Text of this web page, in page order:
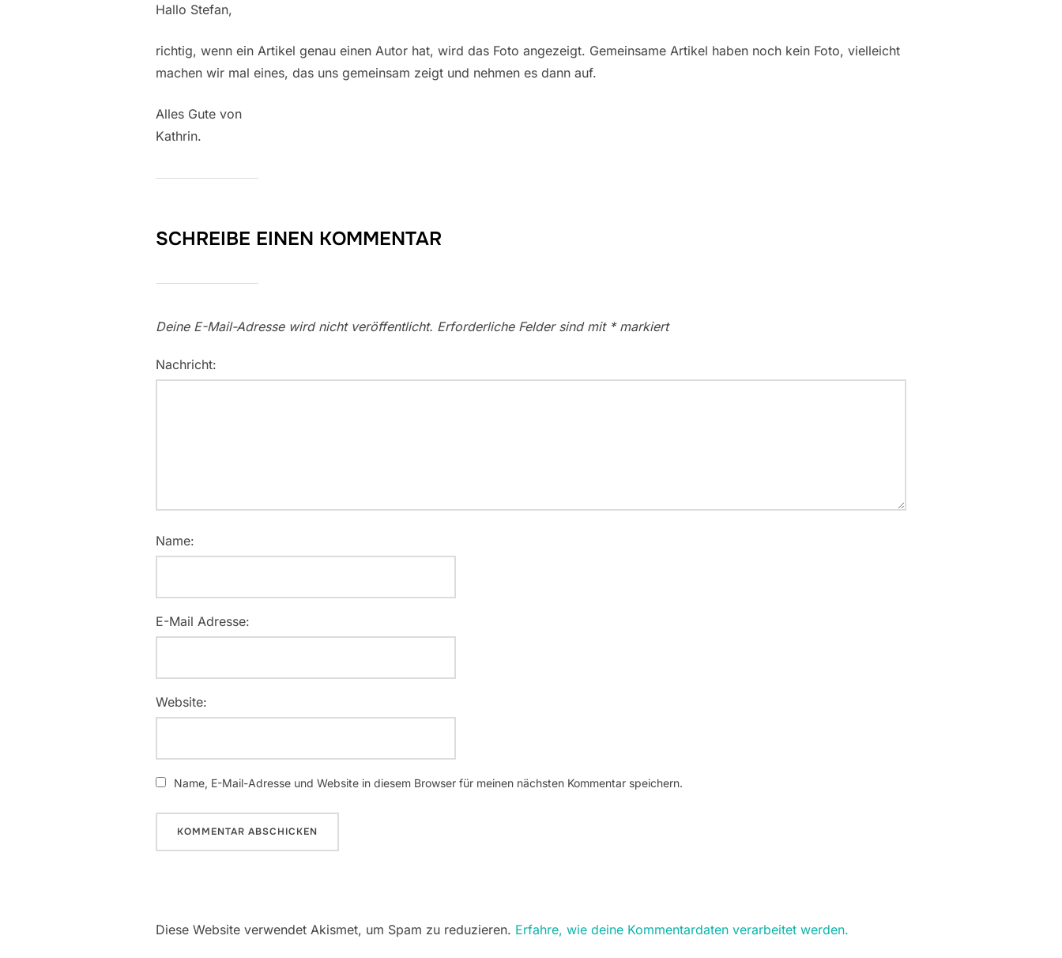
Hallo Stefan,
richtig, wenn ein Artikel genau einen Autor hat, wird das Foto angezeigt. Gemeinsame Artikel haben noch kein Foto, vielleicht
machen wir mal eines, das uns gemeinsam zeigt und nehmen es dann auf.
Alles Gute von
Kathrin.
SCHREIBE EINEN KOMMENTAR
Deine E-Mail-Adresse wird nicht veröffentlicht. Erforderliche Felder sind mit *markiert
Nachricht:
Name:
E-Mail Adresse:
Website:
Name, E-Mail-Adresse und Website in diesem Browser für meinen nächsten Kommentar speichern.
Diese Website verwendet Akismet, um Spam zu reduzieren. Erfahre, wie deine Kommentardaten verarbeitet werden.